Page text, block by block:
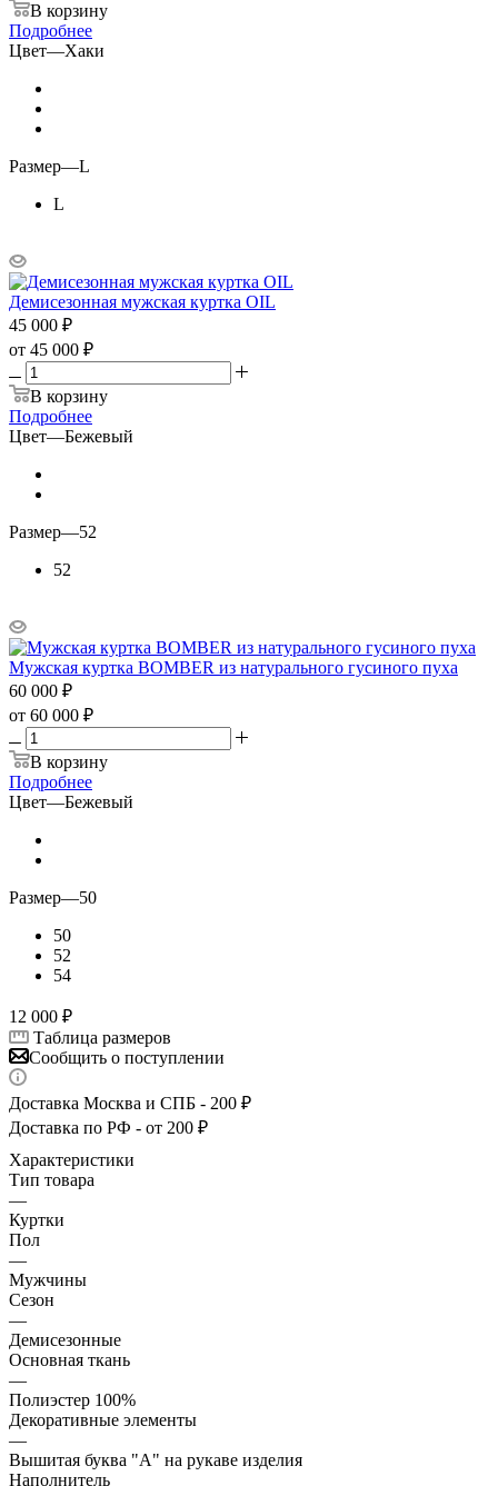
В корзину
Подробнее
Цвет—Хаки
Размер—L
L
Демисезонная мужская куртка OIL
45 000 ₽
от 45 000 ₽
В корзину
Подробнее
Цвет—Бежевый
Размер—52
52
Мужская куртка BOMBER из натурального гусиного пуха
60 000 ₽
от 60 000 ₽
В корзину
Подробнее
Цвет—Бежевый
Размер—50
50
52
54
12 000 ₽
Таблица размеров
Сообщить о поступлении
Доставка Москва и СПБ - 200 ₽
Доставка по РФ - от 200 ₽
Характеристики
Тип товара
—
Куртки
Пол
—
Мужчины
Сезон
—
Демисезонные
Основная ткань
—
Полиэстер 100%
Декоративные элементы
—
Вышитая буква "A" на рукаве изделия
Наполнитель